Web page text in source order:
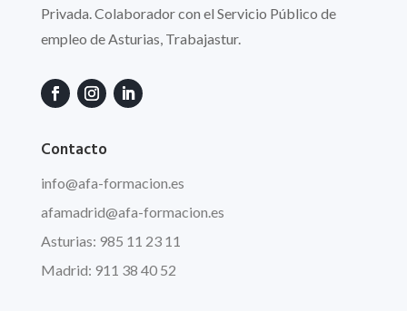
Privada. Colaborador con el Servicio Público de
empleo de Asturias, Trabajastur.
Contacto
info@afa-formacion.es
afamadrid@afa-formacion.es
Asturias: 985 11 23 11
Madrid: 911 38 40 52